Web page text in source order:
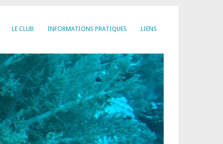
LE CLUB INFORMATIONS PRATIQUES LIENS